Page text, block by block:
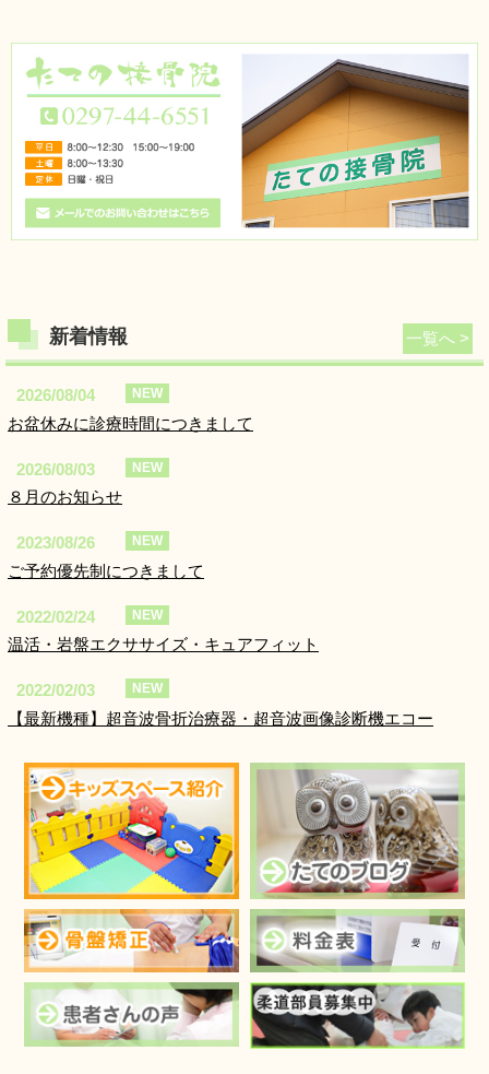
新着情報 一覧へ >
2026/08/04 NEW
お盆休みに診療時間につきまして
2026/08/03 NEW
８月のお知らせ
2023/08/26 NEW
ご予約優先制につきまして
2022/02/24 NEW
温活・岩盤エクササイズ・キュアフィット
2022/02/03 NEW
【最新機種】超音波骨折治療器・超音波画像診断機エコー